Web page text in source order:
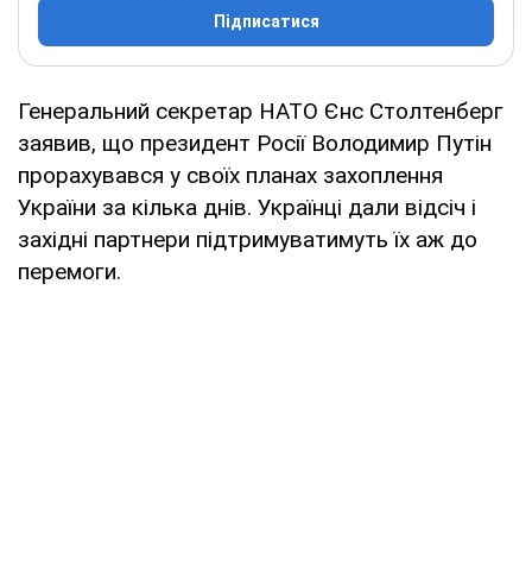
Підписатися
Генеральний секретар НАТО Єнс Столтенберг
заявив, що президент Росії Володимир Путін
прорахувався у своїх планах захоплення
України за кілька днів. Українці дали відсіч і
західні партнери підтримуватимуть їх аж до
перемоги.